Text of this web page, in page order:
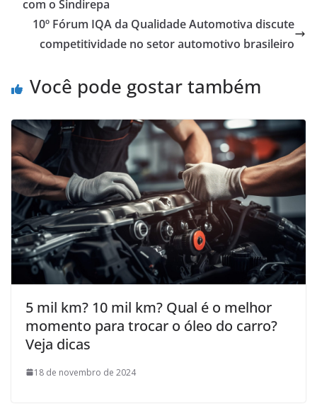
com o Sindirepa
10º Fórum IQA da Qualidade Automotiva discute
competitividade no setor automotivo brasileiro
Você pode gostar também
5 mil km? 10 mil km? Qual é o melhor
momento para trocar o óleo do carro?
Veja dicas
18 de novembro de 2024